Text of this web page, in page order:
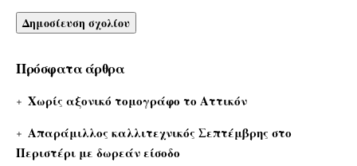
Πρόσφατα άρθρα
Χωρίς αξονικό τομογράφο το Αττικόν
Απαράμιλλος καλλιτεχνικός Σεπτέμβρης στο
Περιστέρι με δωρεάν είσοδο